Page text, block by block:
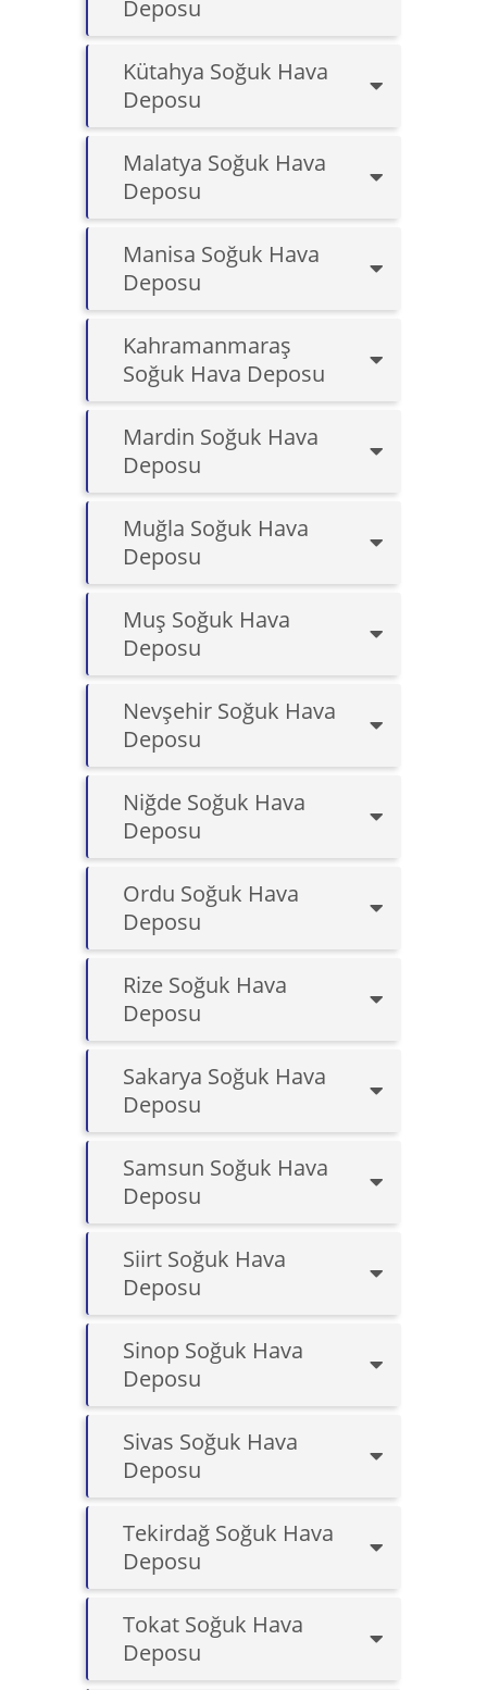
Deposu
Kütahya Soğuk Hava
Deposu
Malatya Soğuk Hava
Deposu
Manisa Soğuk Hava
Deposu
Kahramanmaraş
Soğuk Hava Deposu
Mardin Soğuk Hava
Deposu
Muğla Soğuk Hava
Deposu
Muş Soğuk Hava
Deposu
Nevşehir Soğuk Hava
Deposu
Niğde Soğuk Hava
Deposu
Ordu Soğuk Hava
Deposu
Rize Soğuk Hava
Deposu
Sakarya Soğuk Hava
Deposu
Samsun Soğuk Hava
Deposu
Siirt Soğuk Hava
Deposu
Sinop Soğuk Hava
Deposu
Sivas Soğuk Hava
Deposu
Tekirdağ Soğuk Hava
Deposu
Tokat Soğuk Hava
Deposu